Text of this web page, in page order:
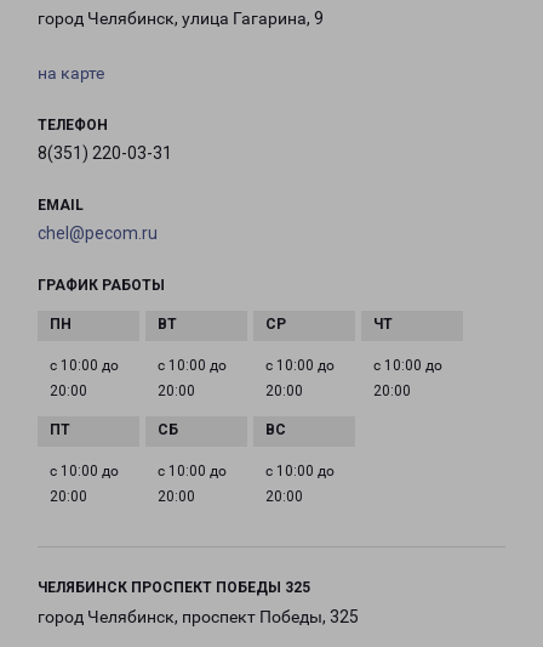
город Челябинск, улица Гагарина, 9
на карте
ТЕЛЕФОН
8(351) 220-03-31
EMAIL
chel@pecom.ru
ГРАФИК РАБОТЫ
с 10:00 до
20:00
с 10:00 до
20:00
с 10:00 до
20:00
с 10:00 до
20:00
с 10:00 до
20:00
с 10:00 до
20:00
с 10:00 до
20:00
ЧЕЛЯБИНСК ПРОСПЕКТ ПОБЕДЫ 325
город Челябинск, проспект Победы, 325